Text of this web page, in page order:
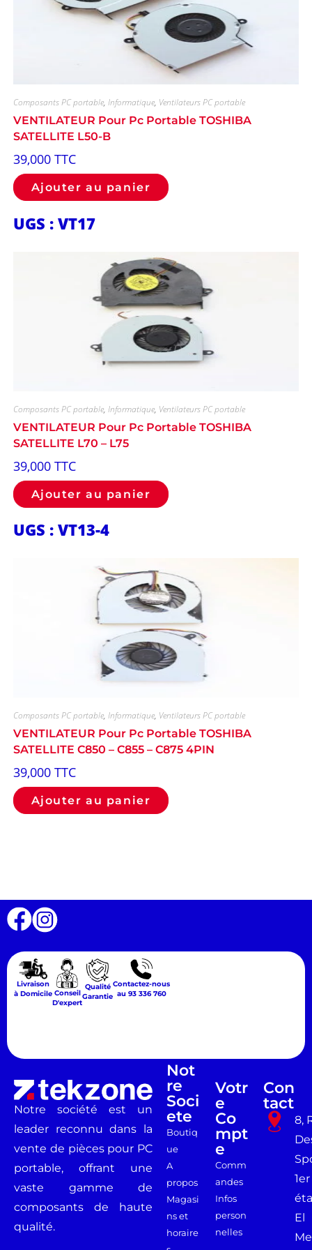
Composants PC portable, Informatique, Ventilateurs PC portable
VENTILATEUR Pour Pc Portable TOSHIBA
SATELLITE L50-B
39,000 TTC
Ajouter au panier
UGS : VT17
Composants PC portable, Informatique, Ventilateurs PC portable
VENTILATEUR Pour Pc Portable TOSHIBA
SATELLITE L70 – L75
39,000 TTC
Ajouter au panier
UGS : VT13-4
Composants PC portable, Informatique, Ventilateurs PC portable
VENTILATEUR Pour Pc Portable TOSHIBA
SATELLITE C850 – C855 – C875 4PIN
39,000 TTC
Ajouter au panier
Livraison
à Domicile Conseil
D'expert
Qualité
Garantie
Contactez-nous
au 93 336 760
Notre société est un
leader reconnu dans la
vente de pièces pour PC
portable, offrant une
vaste gamme de
composants de haute
qualité.
Not
Re
Soci
Ete
Boutiq
ue
A
propos
Magasi
ns et
horaire
Votr
E
Co
Mpt
E
Comm
andes
Infos
person
nelles
Con
Tact
8,
1er
El